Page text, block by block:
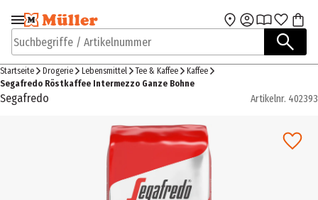
Zur Navigation
springen
Zum Hauptinhalt
Suchbegriffe / Artikelnummer
Startseite Drogerie Lebensmittel Tee & Kaffee
Kaffee
Segafredo Röstkaffee Intermezzo Ganze Bohne
Segafredo Artikelnr. 402393